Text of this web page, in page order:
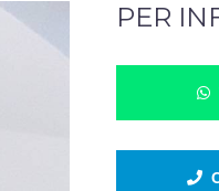
PER